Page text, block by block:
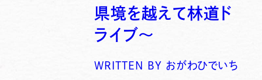
県境を越えて林道ド
ライブ〜
WRITTEN BY おがわひでいち